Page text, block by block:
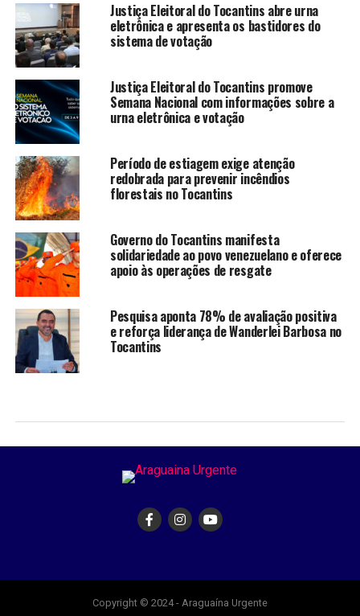
Justiça Eleitoral do Tocantins abre urna
eletrônica e apresenta os bastidores do
sistema de votação
Justiça Eleitoral do Tocantins promove
Semana Nacional com informações sobre a
urna eletrônica e votação
Período de estiagem exige atenção
redobrada para prevenir incêndios
florestais no Tocantins
Governo do Tocantins manifesta
solidariedade ao povo venezuelano e oferece
apoio às operações de resgate
Pesquisa aponta 78% de avaliação positiva
e reforça liderança de Wanderlei Barbosa no
Tocantins
Copyright © 2024 - Araguaína Urgente